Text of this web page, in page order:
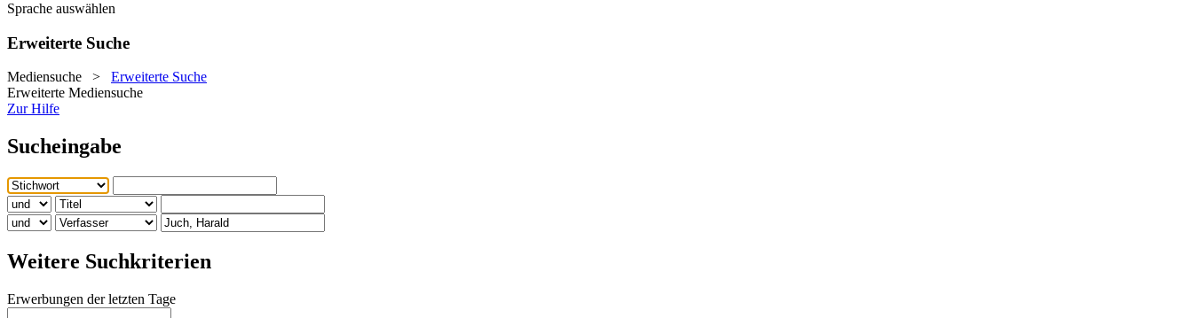
Sprache auswählen
Erweiterte Suche
Mediensuche > Erweiterte Suche
Erweiterte Mediensuche
Zur Hilfe
Sucheingabe
Weitere Suchkriterien
Erwerbungen der letzten Tage